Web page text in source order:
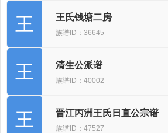
王 王氏钱塘二房
族谱ID：36645
王 清生公派谱
族谱ID：40002
王 晋江丙洲王氏日直公宗谱
族谱ID：47527